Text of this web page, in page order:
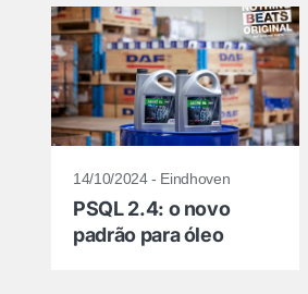
14/10/2024 - Eindhoven
PSQL 2.4: o novo
padrão para óleo